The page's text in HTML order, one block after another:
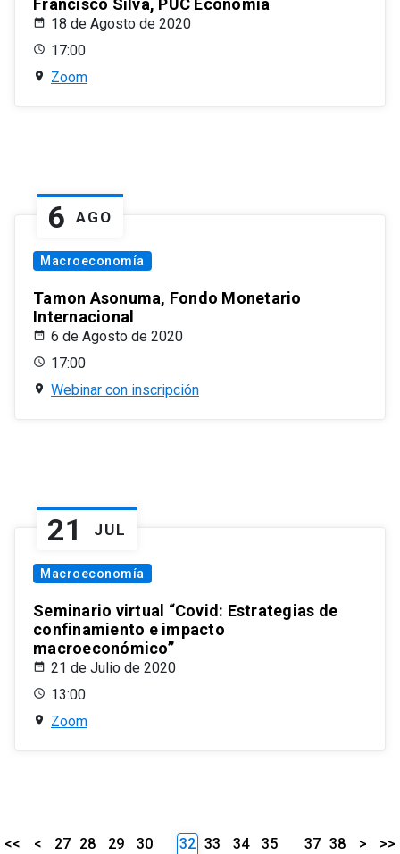
Francisco Silva, PUC Economía
18 de Agosto de 2020
17:00
Zoom
6 AGO
Macroeconomía
Tamon Asonuma, Fondo Monetario
Internacional
6 de Agosto de 2020
17:00
Webinar con inscripción
21 JUL
Macroeconomía
Seminario virtual “Covid: Estrategias de
confinamiento e impacto
macroeconómico”
21 de Julio de 2020
13:00
Zoom
<< < 27 28 29
30
32 33 34
35
37 38 > >>